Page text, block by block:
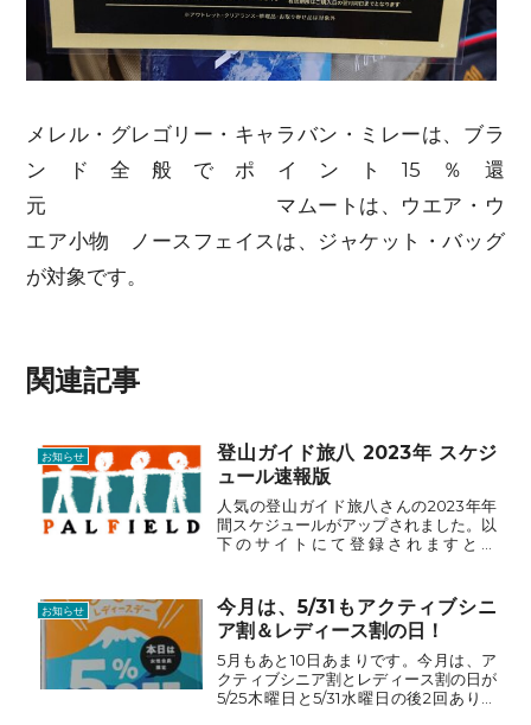
メレル・グレゴリー・キャラバン・ミレーは、ブラ
ンド全般でポイント15％還
元 マムートは、ウエア・ウ
エア小物 ノースフェイスは、ジャケット・バッグ
が対象です。
関連記事
お知らせ
登山ガイド旅八 2023年 スケジ
ュール速報版
人気の登山ガイド旅八さんの2023年年
間スケジュールがアップされました。以
下のサイトにて登録されますと、
月と2月には、石鎚山での雪山講習会や
雪上技術講習会...
お知らせ
今月は、5/31もアクティブシニ
ア割＆レディース割の日！
5月もあと10日あまりです。今月は、ア
クティブシニア割とレディース割の日が
5/25木曜日と5/31水曜日の後2回ありま